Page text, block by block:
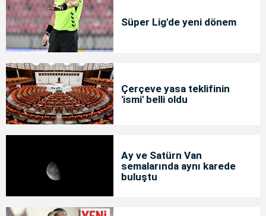
Süper Lig'de yeni dönem
Çerçeve yasa teklifinin
'ismi' belli oldu
Ay ve Satürn Van
semalarında aynı karede
buluştu